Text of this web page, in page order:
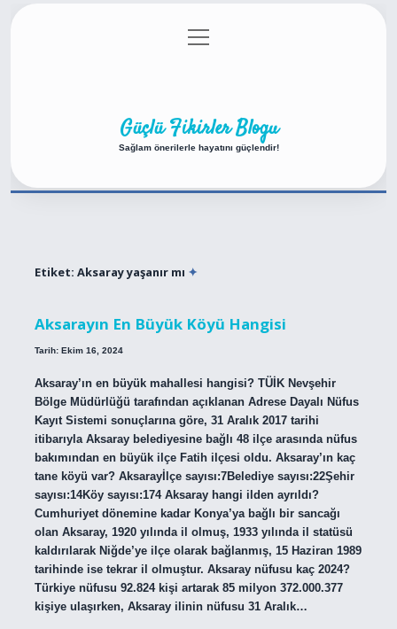
Gizlilik Politikası
menüyü
aç
Güçlü Fikirler Blogu
Sağlam önerilerle hayatını güçlendir!
Etiket: Aksaray yaşanır mı
Aksarayın En Büyük Köyü Hangisi
Tarih: Ekim 16, 2024
Aksaray’ın en büyük mahallesi hangisi? TÜİK Nevşehir
Bölge Müdürlüğü tarafından açıklanan Adrese Dayalı Nüfus
Kayıt Sistemi sonuçlarına göre, 31 Aralık 2017 tarihi
itibarıyla Aksaray belediyesine bağlı 48 ilçe arasında nüfus
bakımından en büyük ilçe Fatih ilçesi oldu. Aksaray’ın kaç
tane köyü var? Aksarayİlçe sayısı:7Belediye sayısı:22Şehir
sayısı:14Köy sayısı:174 Aksaray hangi ilden ayrıldı?
Cumhuriyet dönemine kadar Konya’ya bağlı bir sancağı
olan Aksaray, 1920 yılında il olmuş, 1933 yılında il statüsü
kaldırılarak Niğde’ye ilçe olarak bağlanmış, 15 Haziran 1989
tarihinde ise tekrar il olmuştur. Aksaray nüfusu kaç 2024?
Türkiye nüfusu 92.824 kişi artarak 85 milyon 372.000.377
kişiye ulaşırken, Aksaray ilinin nüfusu 31 Aralık…